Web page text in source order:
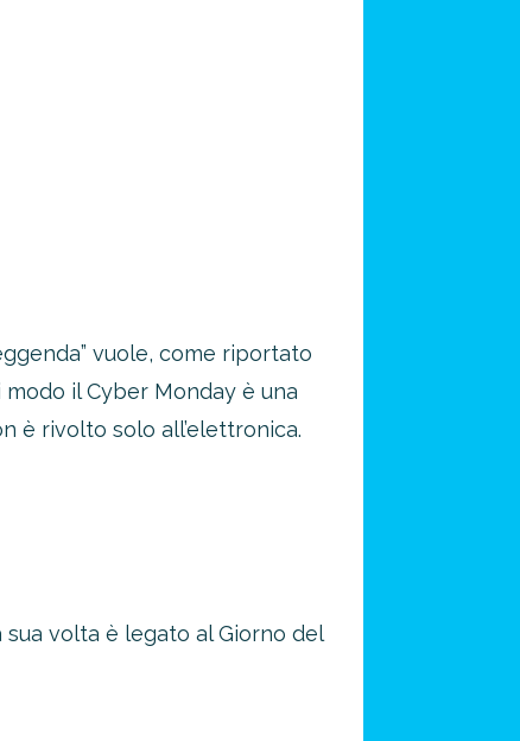
vuole, come riportato
modo il Cyber Monday è una
è rivolto solo all’elettronica.
volta è legato al Giorno del